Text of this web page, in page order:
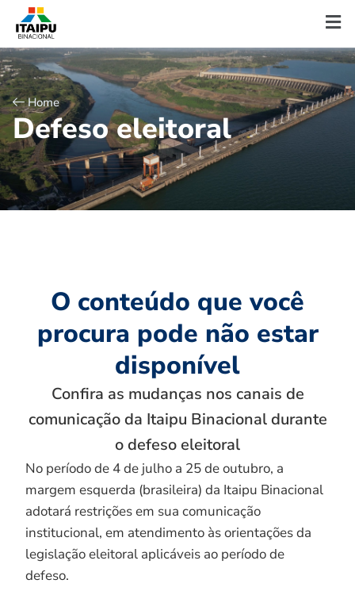
Home
Defeso eleitoral
O conteúdo que você
procura pode não estar
disponível
Confira as mudanças nos canais de
comunicação da Itaipu Binacional durante
o defeso eleitoral
No período de 4 de julho a 25 de outubro, a
margem esquerda (brasileira) da Itaipu Binacional
adotará restrições em sua comunicação
institucional, em atendimento às orientações da
legislação eleitoral aplicáveis ao período de
defeso.